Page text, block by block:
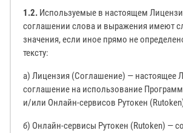
1.2. Используемые в настоящем
соглашении слова и выражения имеют
значения, если иное прямо не
тексту:
а) Лицензия (Соглашение) — настоящее
соглашение на использование
и/или Онлайн-сервисов Рутокен
б) Онлайн-сервисы Рутокен (Rutoken) —